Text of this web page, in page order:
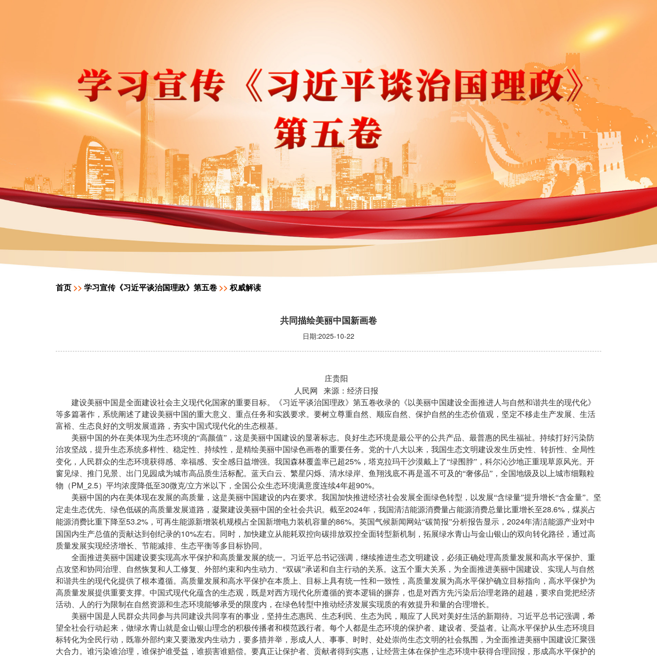
首页 >> 学习宣传《习近平谈治国理政》第五卷 >>权威解读
共同描绘美丽中国新画卷
日期:2025-10-22
庄贵阳
人民网
来源：经济日报
建设美丽中国是全面建设社会主义现代化国家的重要目标。《习近平谈治国理政》第五卷收录的《以美丽中国建设全面推进人与自然和谐共生的现代化》
等多篇著作，系统阐述了建设美丽中国的重大意义、重点任务和实践要求。要树立尊重自然、顺应自然、保护自然的生态价值观，坚定不移走生产发展、生活
富裕、生态良好的文明发展道路，夯实中国式现代化的生态根基。
美丽中国的外在美体现为生态环境的“高颜值”，这是美丽中国建设的显著标志。良好生态环境是最公平的公共产品、最普惠的民生福祉。持续打好污染防
治攻坚战，提升生态系统多样性、稳定性、持续性，是精绘美丽中国绿色画卷的重要任务。党的十八大以来，我国生态文明建设发生历史性、转折性、全局性
变化，人民群众的生态环境获得感、幸福感、安全感日益增强。我国森林覆盖率已超25% ，塔克拉玛干沙漠戴上了“绿围脖”，科尔沁沙地正重现草原风光。开
窗见绿、推门见景、出门见园成为城市高品质生活标配。蓝天白云、繁星闪烁、清水绿岸、鱼翔浅底不再是遥不可及的“奢侈品”，全国地级及以上城市细颗粒
物（PM_2.5）平均浓度降低至30微克/立方米以下，全国公众生态环境满意度连续4年超90%。
美丽中国的内在美体现在发展的高质量，这是美丽中国建设的内在要求。我国加快推进经济社会发展全面绿色转型，以发展“含绿量”提升增长“含金量”。坚
定走生态优先、绿色低碳的高质量发展道路，凝聚建设美丽中国的全社会共识。截至2024年，我国清洁能源消费量占能源消费总量比重增长至28.6% ，煤炭占
能源消费比重下降至53.2% ，可再生能源新增装机规模占全国新增电力装机容量的86%。英国气候新闻网站“碳简报”分析报告显示， 2024年清洁能源产业对中
国国内生产总值的贡献达到创纪录的10%左右。同时，加快建立从能耗双控向碳排放双控全面转型新机制，拓展绿水青山与金山银山的双向转化路径，通过高
质量发展实现经济增长、节能减排、生态平衡等多目标协同。
全面推进美丽中国建设要实现高水平保护和高质量发展的统一。习近平总书记强调，继续推进生态文明建设，必须正确处理高质量发展和高水平保护、重
点攻坚和协同治理、自然恢复和人工修复、外部约束和内生动力、“双碳”承诺和自主行动的关系。这五个重大关系，为全面推进美丽中国建设、实现人与自然
和谐共生的现代化提供了根本遵循。高质量发展和高水平保护在本质上、目标上具有统一性和一致性，高质量发展为高水平保护确立目标指向，高水平保护为
高质量发展提供重要支撑。中国式现代化蕴含的生态观，既是对西方现代化所遵循的资本逻辑的摒弃，也是对西方先污染后治理老路的超越，要求自觉把经济
活动、人的行为限制在自然资源和生态环境能够承受的限度内，在绿色转型中推动经济发展实现质的有效提升和量的合理增长。
美丽中国是人民群众共同参与共同建设共同享有的事业，坚持生态惠民、生态利民、生态为民，顺应了人民对美好生活的新期待。习近平总书记强调，希
望全社会行动起来，做绿水青山就是金山银山理念的积极传播者和模范践行者。每个人都是生态环境的保护者、建设者、受益者。让高水平保护从生态环境目
标转化为全民行动，既靠外部约束又要激发内生动力，要多措并举，形成人人、事事、时时、处处崇尚生态文明的社会氛围，为全面推进美丽中国建设汇聚强
大合力。谁污染谁治理，谁保护谁受益，谁损害谁赔偿。要真正让保护者、贡献者得到实惠，让经营主体在保护生态环境中获得合理回报，形成高水平保护的